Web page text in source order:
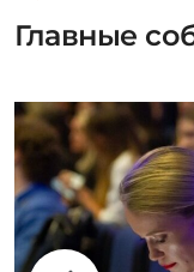
Главные